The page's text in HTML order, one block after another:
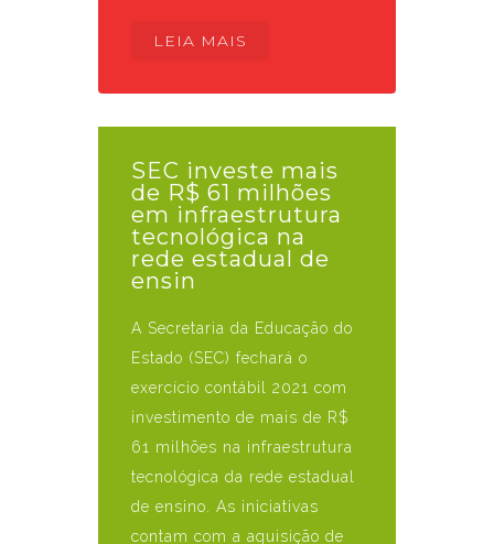
LEIA MAIS
SEC investe mais
de R$ 61 milhões
em infraestrutura
tecnológica na
rede estadual de
ensin
A Secretaria da Educação do
Estado (SEC) fechará o
exercício contábil 2021 com
investimento de mais de R$
61 milhões na infraestrutura
tecnológica da rede estadual
de ensino. As iniciativas
contam com a aquisição de